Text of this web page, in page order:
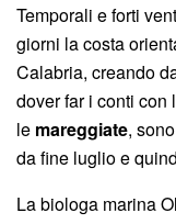
Temporali e forti
giorni la costa
Calabria, creando
dover far i conti con
le mareggiate,
da fine luglio e
La biologa marina